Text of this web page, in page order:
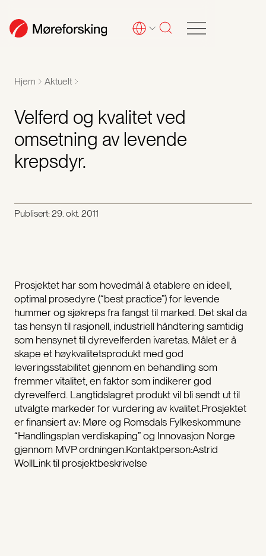
Hjem Aktuelt
Velferd og kvalitet ved
omsetning av levende
krepsdyr.
Publisert:29. okt. 2011
Prosjektet har som hovedmål å etablere en ideell,
optimal prosedyre (“best practice”) for levende
hummer og sjøkreps fra fangst til marked. Det skal da
tas hensyn til rasjonell, industriell håndtering samtidig
som hensynet til dyrevelferden ivaretas. Målet er å
skape et høykvalitetsprodukt med god
leveringsstabilitet gjennom en behandling som
fremmer vitalitet, en faktor som indikerer god
dyrevelferd. Langtidslagret produkt vil bli sendt ut til
utvalgte markeder for vurdering av kvalitet.Prosjektet
er finansiert av: Møre og Romsdals Fylkeskommune
“Handlingsplan verdiskaping” og Innovasjon Norge
gjennom MVP ordningen.Kontaktperson:Astrid
WollLink til prosjektbeskrivelse